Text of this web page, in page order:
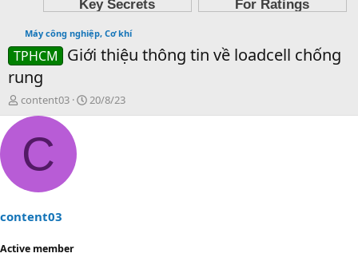
Máy công nghiệp, Cơ khí
TPHCM
Giới thiệu thông tin về loadcell chống
rung
T
h
a
s
a
e
content03
N
g
20/8/23
C
content03
Active member